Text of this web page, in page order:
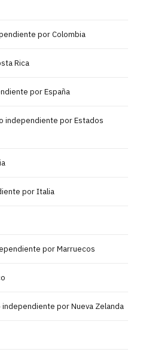
por Colombia
Rica
por España
independiente por Estados
por Italia
por Marruecos
independiente por Nueva Zelanda